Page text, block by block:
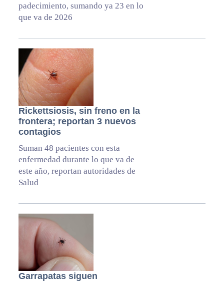
padecimiento, sumando ya 23 en lo
que va de 2026
Rickettsiosis, sin freno en la
frontera; reportan 3 nuevos
contagios
Suman 48 pacientes con esta
enfermedad durante lo que va de
este año, reportan autoridades de
Salud
Garrapatas siguen